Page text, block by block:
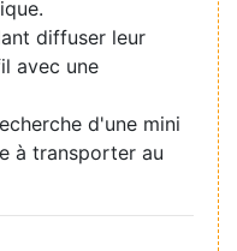
diffuser leur
avec une
d'une mini
à transporter au